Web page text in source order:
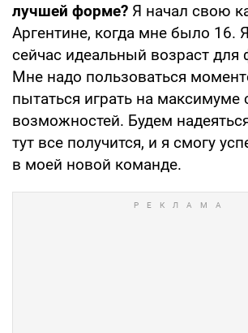
лучшей форме? Я начал свою
Аргентине, когда мне было 16.
сейчас идеальный возраст для
Мне надо пользоваться
пытаться играть на максимуме
возможностей. Будем
тут все получится, и я смогу
в моей новой команде.